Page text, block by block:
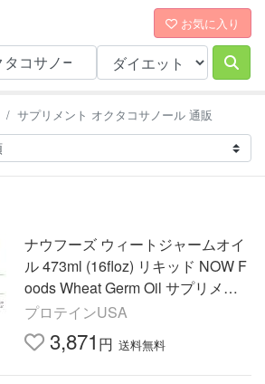
お気に入り
サプリメント オクタコサノール 通販
ナウフーズ ウィートジャームオイ
ル 473ml (16floz) リキッド NOW F
oods Wheat Germ Oil サプリメン
ト 小麦胚芽油 ビタミンE オクタコ
サノール
プロテインUSA
3,871 円 送料無料